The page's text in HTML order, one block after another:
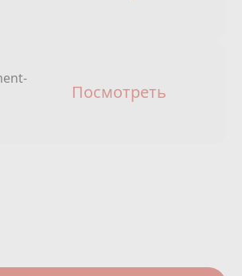
Посмотреть